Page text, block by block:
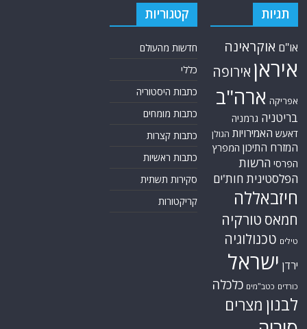
תגיות
או"ם אוקראינה
איראן אירופה
אפריקה ארה"ב
בריטניה גרמניה
דאעש האמירויות הגולן
המזרח התיכון המפרץ
הפרסי הרשות
הפלסטינית חות'ים
חיזבאללה
חמאס טורקיה
טילים טכנולוגיה
ירדן ישראל
כורדים כטב"מים כלכלה
לבנון מצרים
קטגוריות
חדשות מהעולם
כללי
כתבות היסטוריה
כתבות מומחים
כתבות קצרות
כתבות ראשיות
סקירות תשתית
קריקטורות